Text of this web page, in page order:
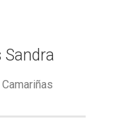
Sandra